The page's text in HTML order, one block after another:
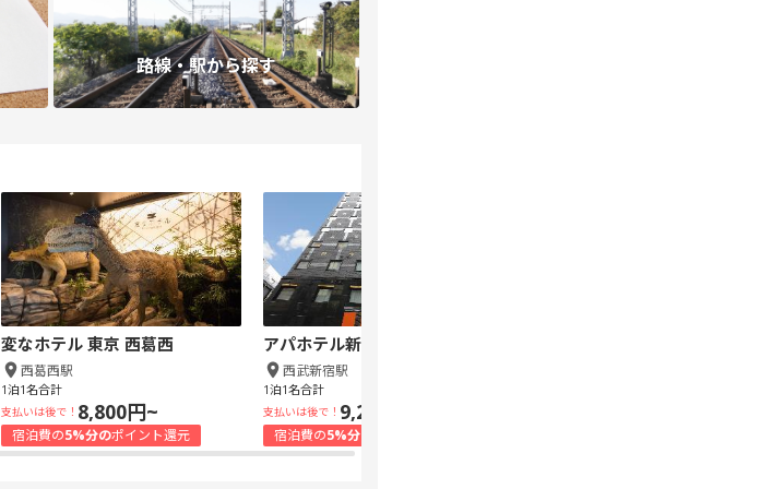
路線・駅から探す
変なホテル 東京 西葛西
西葛西駅
1泊1名合計
支払いは後で！ 8,800円~
宿泊費の5%分のポイント還元
アパホテル新宿 歌舞伎町中央
西武新宿駅
1泊1名合計
支払いは後で！ 9,240円~
宿泊費の5%分の